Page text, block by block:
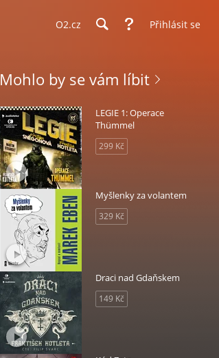
O2.cz Přihlásit se
Mohlo by se vám líbit
LEGIE 1: Operace
Thümmel
299 Kč
Myšlenky za volantem
329 Kč
Draci nad Gdaňskem
149 Kč